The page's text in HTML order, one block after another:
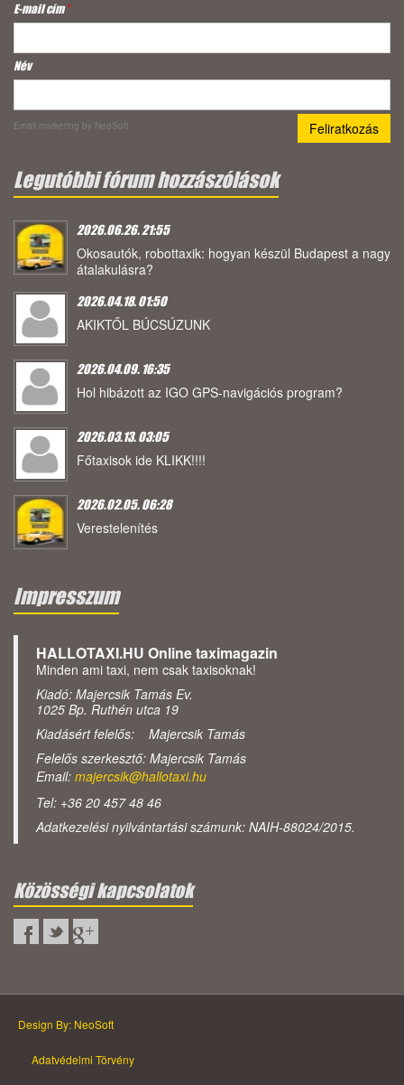
E-mail cím*
Név
Email marketing by NeoSoft
Legutóbbi fórum hozzászólások
2026.06.26. 21:55
Okosautók, robottaxik: hogyan készül Budapest a nagy
átalakulásra?
2026.04.18. 01:50
AKIKTŐL BÚCSÚZUNK
2026.04.09. 16:35
Hol hibázott az IGO GPS-navigációs program?
2026.03.13. 03:05
Főtaxisok ide KLIKK!!!!
2026.02.05. 06:28
Verestelenítés
Impresszum
HALLOTAXI.HU Online taximagazin
Minden ami taxi, nem csak taxisoknak!
Kiadó: Majercsik Tamás Ev.
1025 Bp. Ruthén utca 19
Kiadásért felelős: Majercsik Tamás
Felelős szerkesztő: Majercsik Tamás
Email: majercsik@hallotaxi.hu
Tel: +36 20 457 48 46
Adatkezelési nyilvántartási számunk: NAIH-88024/2015.
Közösségi kapcsolatok
Design By: NeoSoft
Adatvédelmi Törvény